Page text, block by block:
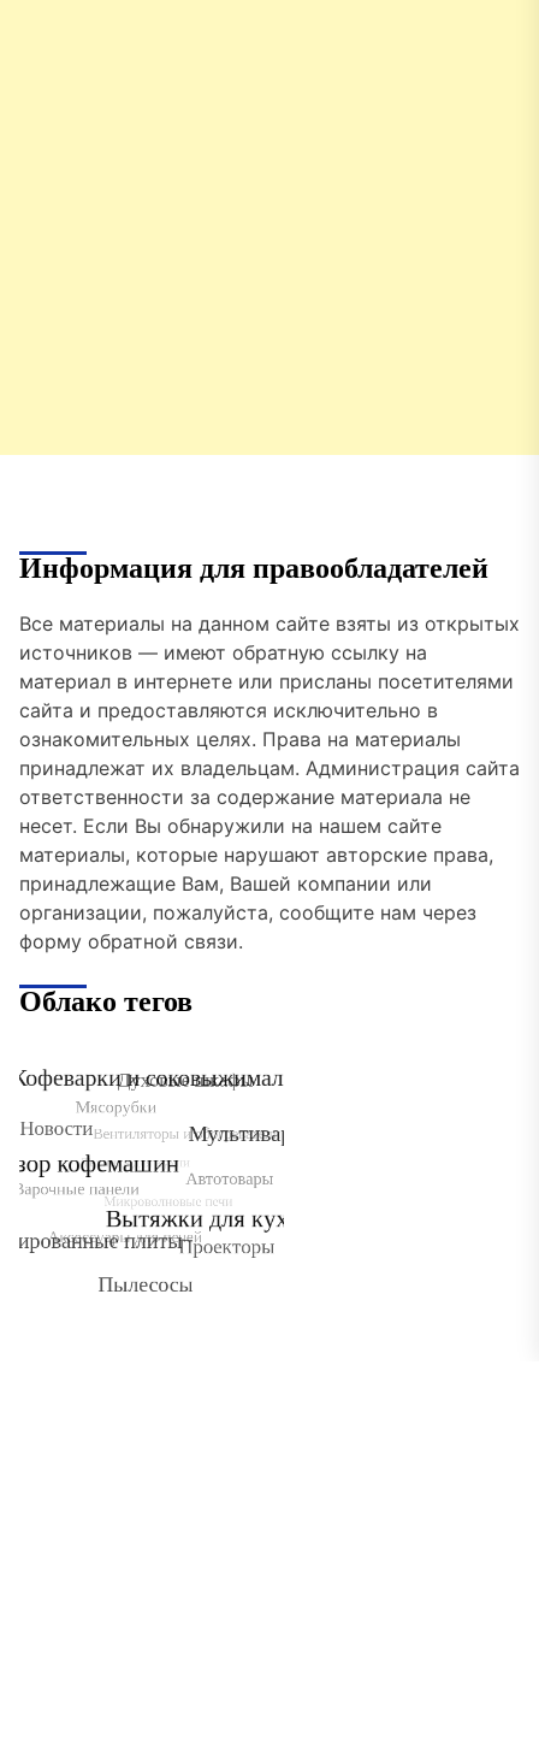
Информация для правообладателей
Все материалы на данном сайте взяты из открытых
источников — имеют обратную ссылку на
материал в интернете или присланы посетителями
сайта и предоставляются исключительно в
ознакомительных целях. Права на материалы
принадлежат их владельцам. Администрация сайта
ответственности за содержание материала не
несет. Если Вы обнаружили на нашем сайте
материалы, которые нарушают авторские права,
принадлежащие Вам, Вашей компании или
организации, пожалуйста, сообщите нам через
форму обратной связи.
Облако тегов